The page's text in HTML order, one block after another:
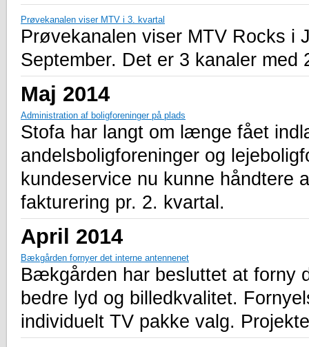
Prøvekanalen viser MTV i 3. kvartal
Prøvekanalen viser MTV Rocks i
September. Det er 3 kanaler med
Maj 2014
Administration af boligforeninger på plads
Stofa har langt om længe fået
andelsboligforeninger og
kundeservice nu kunne håndtere
fakturering pr. 2. kvartal.
April 2014
Bækgården fornyer det interne antennenet
Bækgården har besluttet at forny
bedre lyd og billedkvalitet.
individuelt TV pakke valg.